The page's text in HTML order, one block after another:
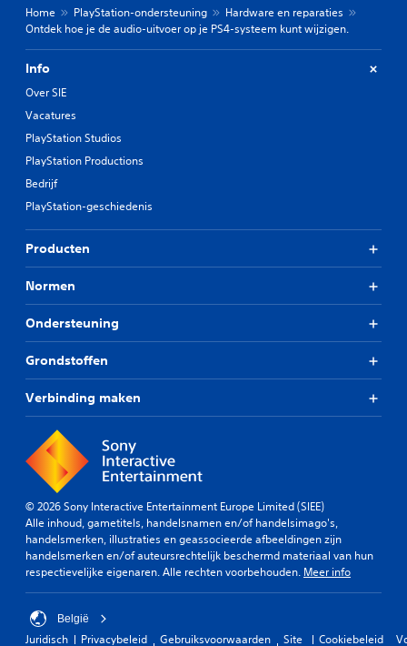
Home PlayStation-ondersteuning
Hardware en reparaties
Ontdek hoe je de audio-uitvoer op je PS4-systeem kunt wijzigen.
Info
Over SIE
Vacatures
PlayStation Studios
PlayStation Productions
Bedrijf
PlayStation-geschiedenis
Producten
Normen
Ondersteuning
Grondstoffen
Verbinding maken
© 2026 Sony Interactive Entertainment Europe Limited (SIEE)
Alle inhoud, gametitels, handelsnamen en/of handelsimago's,
handelsmerken, illustraties en geassocieerde afbeeldingen zijn
handelsmerken en/of auteursrechtelijk beschermd materiaal van hun
respectievelijke eigenaren. Alle rechten voorbehouden. Meer info
België
Juridisch Privacybeleid Gebruiksvoorwaarden Site Cookiebeleid